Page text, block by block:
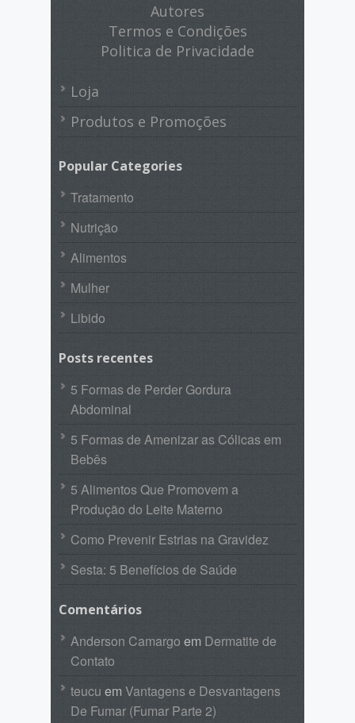
Autores
Termos e Condições
Politica de Privacidade
Loja
Produtos e Promoções
Popular Categories
Tratamento
Nutrição
Alimentos
Mulher
Libido
Posts recentes
5 Formas de Perder Gordura
Abdominal
5 Formas de Amenizar as Cólicas em
Bebês
5 Alimentos Que Promovem a
Produção do Leite Materno
Como Prevenir Estrias na Gravidez
Sesta: 5 Benefícios de Saúde
Comentários
Anderson Camargo em Dermatite de
Contato
teucu em Vantagens e Desvantagens
De Fumar (Fumar Parte 2)